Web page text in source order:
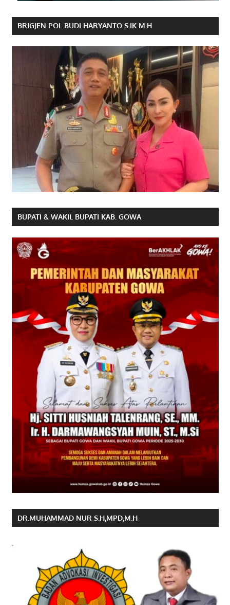
BRIGJEN POL BUDI HARYANTO S.IK M.H
BUPATI & WAKIL BUPATI KAB. GOWA
DR.MUHAMMAD NUR S.H,MPD,M.H